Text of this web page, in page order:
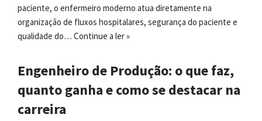
paciente, o enfermeiro moderno atua diretamente na
organização de fluxos hospitalares, segurança do paciente e
qualidade do… Continue a ler »
Engenheiro de Produção: o que faz,
quanto ganha e como se destacar na
carreira